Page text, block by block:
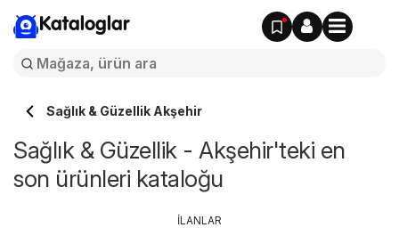
Kataloglar
Sağlık & Güzellik Akşehir
Sağlık & Güzellik - Akşehir'teki en
son ürünleri kataloğu
İLANLAR